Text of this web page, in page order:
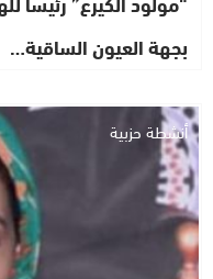
بجهة العيون الساقية…
أنشطة حزبية